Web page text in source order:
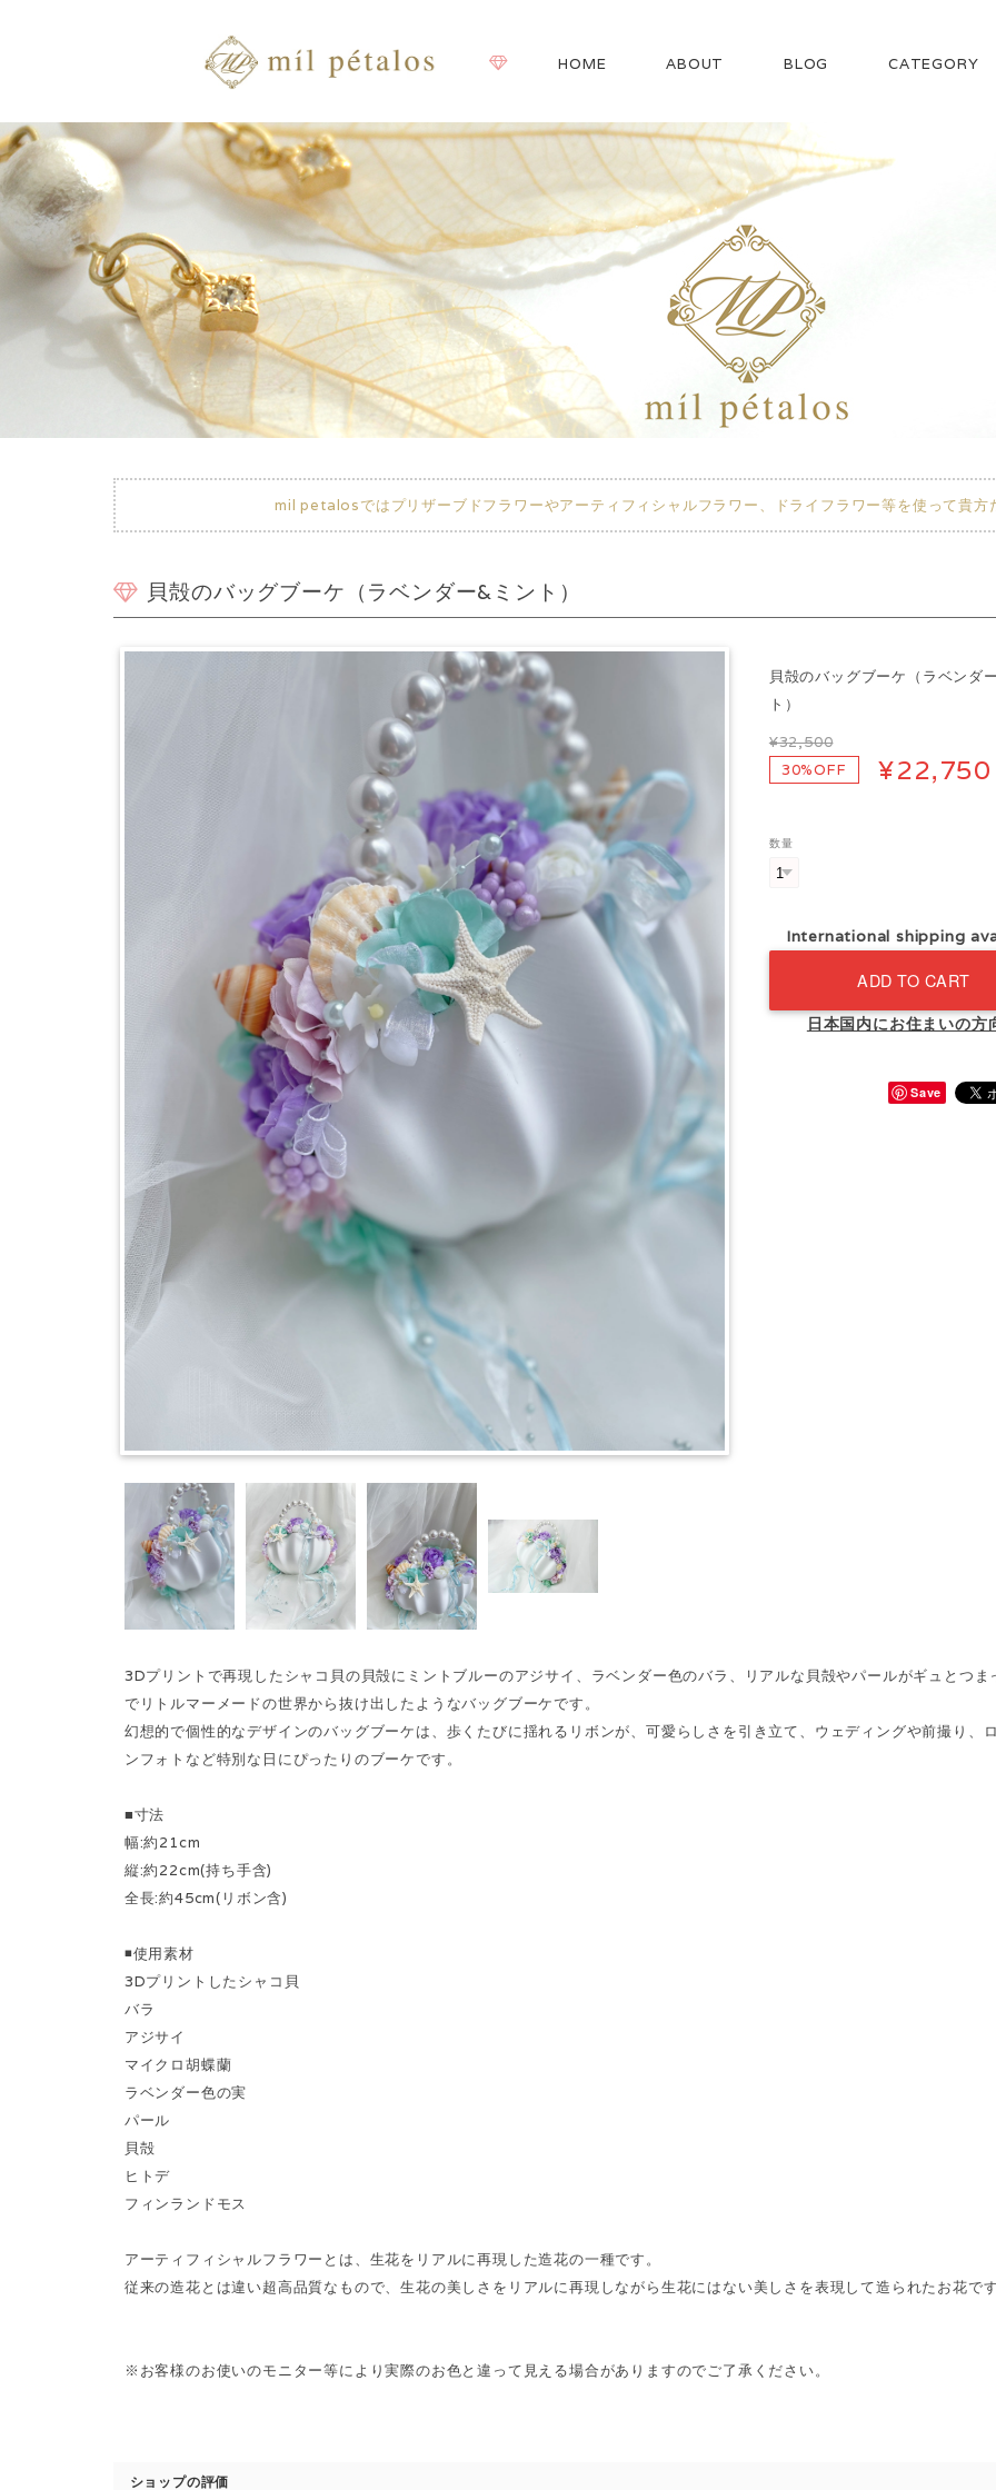
HOME ABOUT BLOG CATEGORY
mil petalosではプリザーブドフラワーやアーティフィシャルフラワー、ドライフラワー等を使って貴方
貝殻のバッグブーケ（ラベンダー&ミント）
貝殻のバッグブーケ（ラベンダ
ト）
¥32,500
30%OFF
¥22,750
数量
International shipping
ADD TO CART
日本国内にお住まいの方
Save
3Dプリントで再現したシャコ貝の貝殻にミントブルーのアジサイ、ラベンダー色のバラ、リアルな貝殻やパールがギュとつま
でリトルマーメードの世界から抜け出したようなバッグブーケです。
幻想的で個性的なデザインのバッグブーケは、歩くたびに揺れるリボンが、可愛らしさを引き立て、ウェディングや前撮り、
ンフォトなど特別な日にぴったりのブーケです。
■寸法
幅:約21cm
縦:約22cm(持ち手含)
全長:約45cm(リボン含)
◾️使用素材
3Dプリントしたシャコ貝
バラ
アジサイ
マイクロ胡蝶蘭
ラベンダー色の実
パール
貝殻
ヒトデ
フィンランドモス
アーティフィシャルフラワーとは、生花をリアルに再現した造花の一種です。
従来の造花とは違い超高品質なもので、生花の美しさをリアルに再現しながら生花にはない美しさを表現して造られたお花です
※お客様のお使いのモニター等により実際のお色と違って見える場合がありますのでご了承ください。
ショップの評価